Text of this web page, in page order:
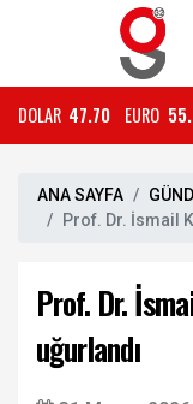
DOLAR 47.70 EURO
ANA SAYFA
Prof. Dr. İsmail
Prof. Dr.
uğurlandı